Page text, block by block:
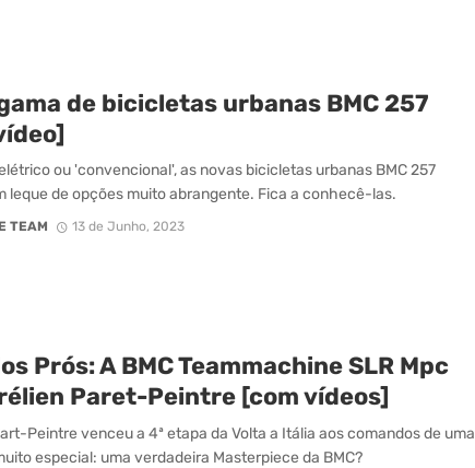
de bicicletas urbanas BMC 257
ou 'convencional', as novas bicicletas urbanas BMC 257
leque de opções muito abrangente. Fica a conhecê-las.
TEAM 13 de Junho, 2023
Prós: A BMC Teammachine SLR Mpc
Paret-Peintre [com vídeos]
Peintre venceu a 4ª etapa da Volta a Itália aos comandos de uma
especial: uma verdadeira Masterpiece da BMC?